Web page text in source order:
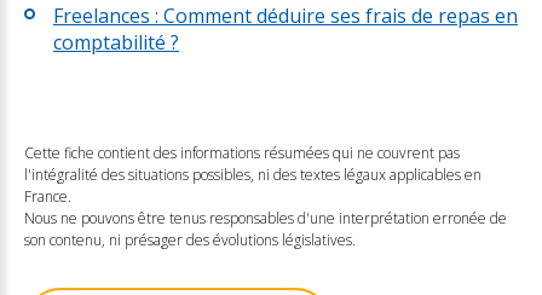
Freelances : Comment déduire ses frais de repas en
comptabilité ?
Cette fiche contient des informations résumées qui ne couvrent pas
l'intégralité des situations possibles, ni des textes légaux applicables en
France.
Nous ne pouvons être tenus responsables d'une interprétation erronée de
son contenu, ni présager des évolutions législatives.